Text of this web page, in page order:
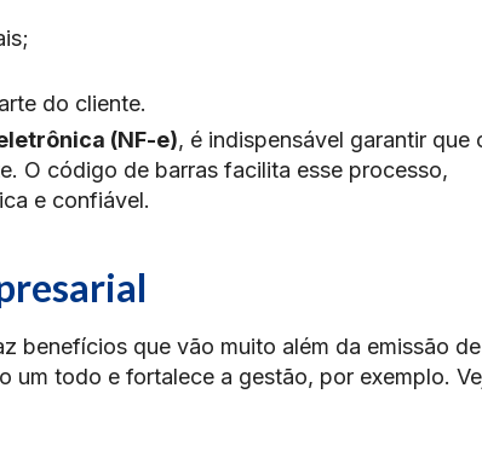
do cliente.
(NF-e), é indispensável garantir que
O código de barras facilita esse processo,
e confiável.
benefícios que vão muito além da emissão de
um todo e fortalece a gestão, por exemplo.